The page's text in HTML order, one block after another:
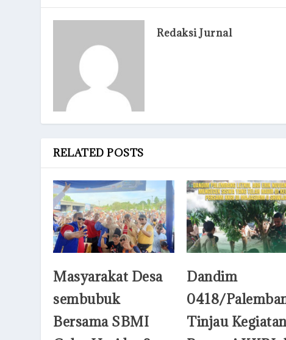
Redaksi Jurnal
RELATED POSTS
Masyarakat Desa
sembubuk
Bersama SBMI
Dandim
0418/
Tinjau